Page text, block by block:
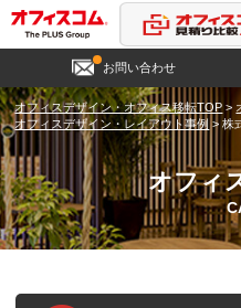
お問い合わせ
オフィスデザイン・オフィス移転TOP >
オフィスデザイン・レイアウト事例 >株
オフィ